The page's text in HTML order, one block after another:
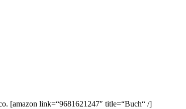
[amazon link=“9681621247″ title=“Buch“ /]